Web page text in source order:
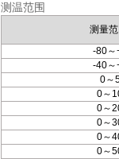
测温范围
测量
-80～
-40～
0～
0～
0～
0～
0～
0～